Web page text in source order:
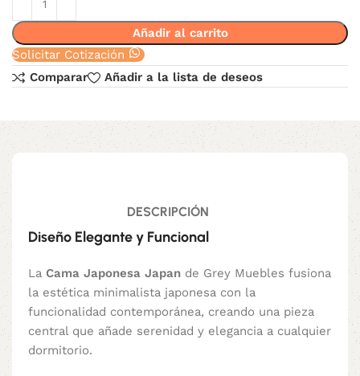
Añadir al carrito
Solicitar Cotización
Comparar
Añadir a la lista de deseos
DESCRIPCIÓN
Diseño Elegante y Funcional
La Cama Japonesa Japan de Grey Muebles fusiona
la estética minimalista japonesa con la
funcionalidad contemporánea, creando una pieza
central que añade serenidad y elegancia a cualquier
dormitorio.